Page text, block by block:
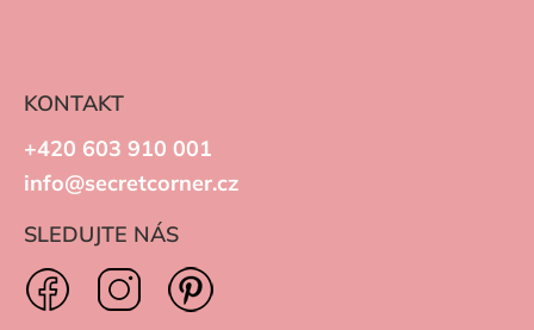
KONTAKT
+420 603 910 001
info@secretcorner.cz
SLEDUJTE NÁS